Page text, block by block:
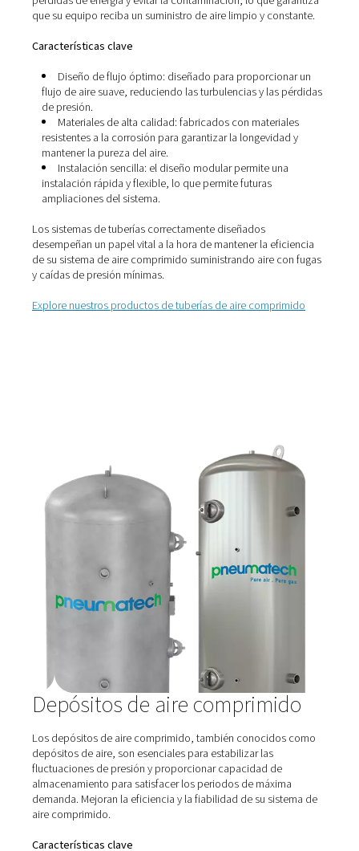
Tuberías de aire
Unas tuberías eficientes y duraderas son cruciales para
distribución eficaz del aire comprimido en toda su
Nuestras soluciones de tuberías de aire comprimido
diseñadas para minimizar las caídas de presión,
que su equipo reciba un suministro de aire limpio y
Características clave
Diseño de flujo óptimo: diseñado para
flujo de aire suave, reduciendo las turbulencias y las
de presión.​
Materiales de alta calidad: fabricados con
resistentes a la corrosión para garantizar la
mantener la pureza del aire.​
Instalación sencilla: